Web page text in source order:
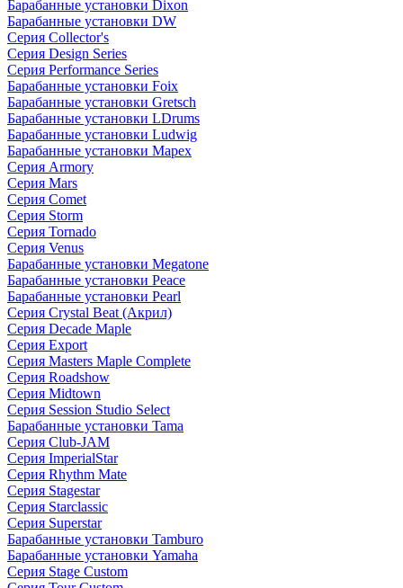
Барабанные установки Dixon
Барабанные установки DW
Серия Collector's
Серия Design Series
Серия Performance Series
Барабанные установки Foix
Барабанные установки Gretsch
Барабанные установки LDrums
Барабанные установки Ludwig
Барабанные установки Mapex
Серия Armory
Серия Mars
Серия Comet
Серия Storm
Серия Tornado
Серия Venus
Барабанные установки Megatone
Барабанные установки Peace
Барабанные установки Pearl
Серия Crystal Beat (Акрил)
Серия Decade Maple
Серия Export
Серия Masters Maple Complete
Серия Roadshow
Серия Midtown
Серия Session Studio Select
Барабанные установки Tama
Серия Club-JAM
Серия ImperialStar
Серия Rhythm Mate
Серия Stagestar
Серия Starclassic
Серия Superstar
Барабанные установки Tamburo
Барабанные установки Yamaha
Серия Stage Custom